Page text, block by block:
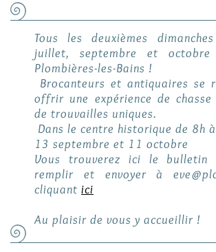
Tous les deuxièmes
juillet, septembre et
Plombières-les-Bains !
Brocanteurs et antiquaires se
offrir une expérience de
de trouvailles uniques.
Dans le centre historique de 8h
13 septembre et 11 octobre
Vous trouverez ici le bulletin
remplir et envoyer à
cliquant ici
Au plaisir de vous y accueillir !